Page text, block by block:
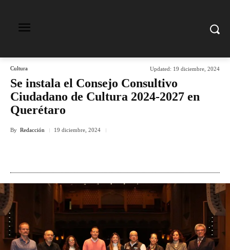
Cultura Updated: 19 diciembre, 2024
Se instala el Consejo Consultivo
Ciudadano de Cultura 2024-2027 en
Querétaro
By Redacción 19 diciembre, 2024